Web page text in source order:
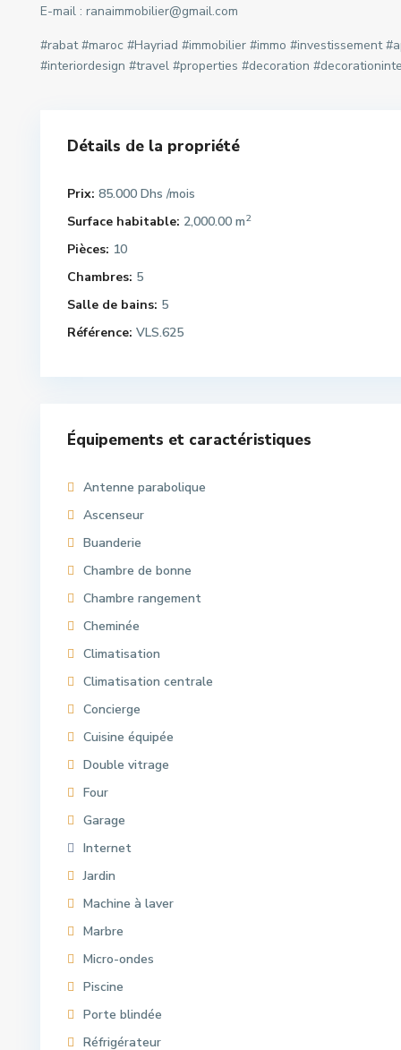
E-mail : ranaimmobilier@gmail.com
#rabat #maroc #Hayriad #immobilier #immo #investissement
#interiordesign #travel #properties #decoration
Détails de la propriété
Prix: 85.000 Dhs /mois
Surface habitable: 2,000.00 m2
Pièces: 10
Chambres: 5
Salle de bains: 5
Référence: VLS.625
Équipements et caractéristiques
Antenne parabolique
Ascenseur
Buanderie
Chambre de bonne
Chambre rangement
Cheminée
Climatisation
Climatisation centrale
Concierge
Cuisine équipée
Double vitrage
Four
Garage
Internet
Jardin
Machine à laver
Marbre
Micro-ondes
Piscine
Porte blindée
Réfrigérateur